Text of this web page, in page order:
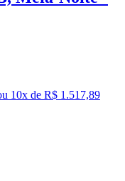
10x de R$ 1.517,89